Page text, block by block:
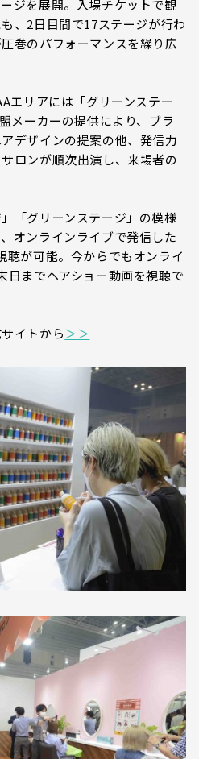
ジを展開。入場チケットで観
、2日目間で17ステージが行わ
巻のパフォーマンスを繰り広
エリアには「グリーンステー
メーカーの提供により、ブラ
デザインの提案の他、発信力
ロンが順次出演し、来場者の
「グリーンステージ」の模様
オンラインライブで発信した
聴が可能。今からでもオンライ
日までヘアショー動画を視聴で
イトから＞＞